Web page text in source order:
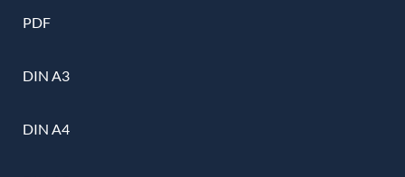
PDF
DIN A3
DIN A4